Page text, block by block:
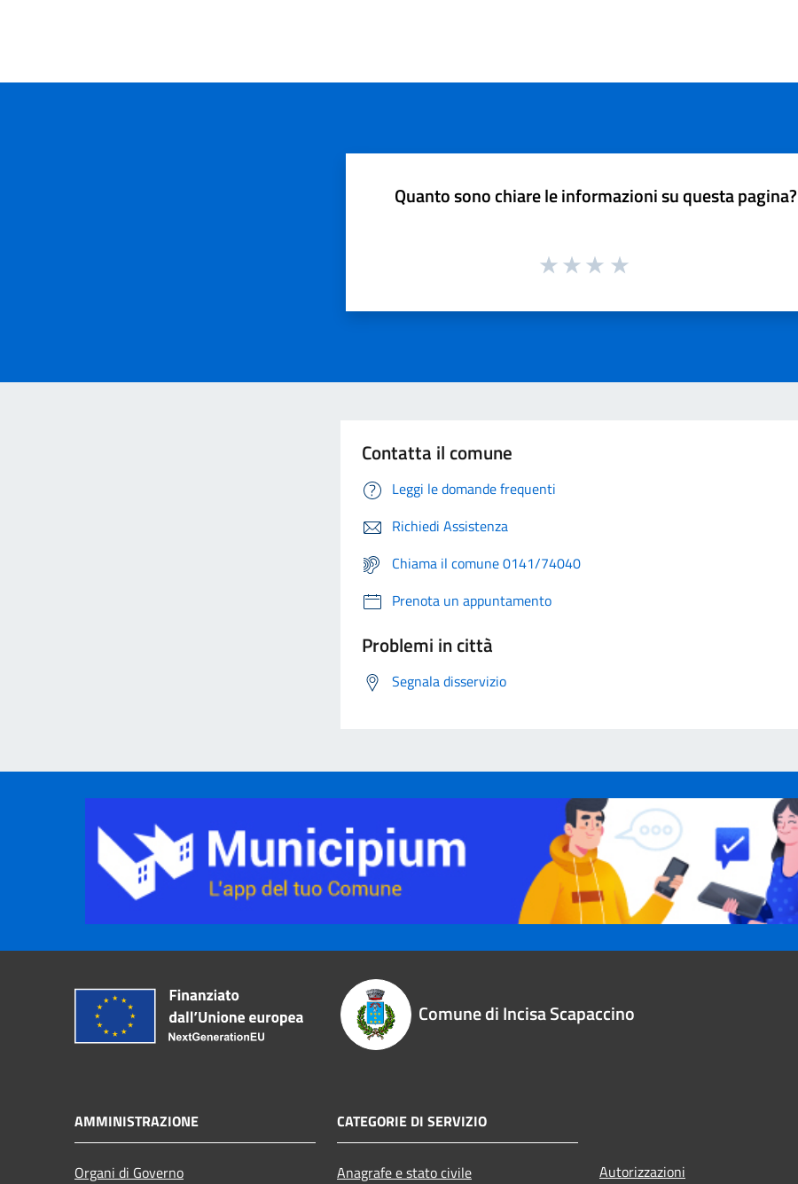
Quanto sono chiare le informazioni su questa pagina?
Contatta il comune
Leggi le domande frequenti
Richiedi Assistenza
Chiama il comune 0141/74040
Prenota un appuntamento
Problemi in città
Segnala disservizio
Comune di Incisa Scapaccino
AMMINISTRAZIONE
Organi di Governo
CATEGORIE DI SERVIZIO
Anagrafe e stato civile
Autorizzazioni